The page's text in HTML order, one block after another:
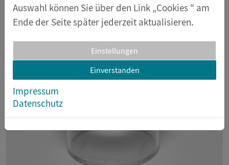
Auswahl können Sie über den Link „Cookies “ am
Ende der Seite später jederzeit aktualisieren.
Einstellungen
Einverstanden
Impressum
Datenschutz